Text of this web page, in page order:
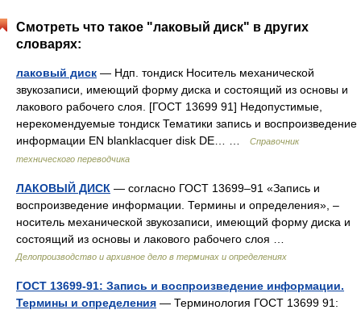
Смотреть что такое "лаковый диск" в других
словарях:
лаковый диск — Ндп. тондиск Носитель механической
звукозаписи, имеющий форму диска и состоящий из основы и
лакового рабочего слоя. [ГОСТ 13699 91] Недопустимые,
нерекомендуемые тондиск Тематики запись и воспроизведение
информации EN blanklacquer disk DE… …
Справочник
технического переводчика
ЛАКОВЫЙ ДИСК — согласно ГОСТ 13699–91 «Запись и
воспроизведение информации. Термины и определения», –
носитель механической звукозаписи, имеющий форму диска и
состоящий из основы и лакового рабочего слоя …
Делопроизводство и архивное дело в терминах и определениях
ГОСТ 13699-91: Запись и воспроизведение информации.
Термины и определения — Терминология ГОСТ 13699 91: